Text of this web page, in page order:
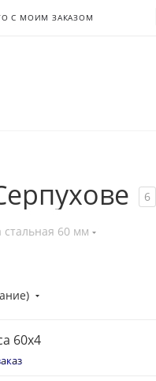
С МОИМ ЗАКАЗОМ
6
стальная 60 мм
60х4